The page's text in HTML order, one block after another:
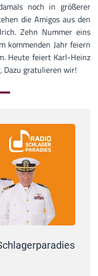
noch in größerer
die Amigos aus den
Zehn Nummer eins
kommenden Jahr feiern
Heute feiert Karl-Heinz
Dazu gratulieren wir!